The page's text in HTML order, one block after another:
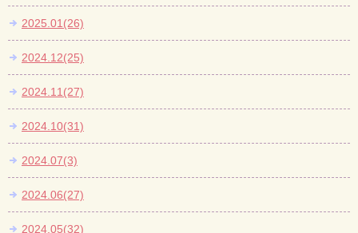
2025.01(26)
2024.12(25)
2024.11(27)
2024.10(31)
2024.07(3)
2024.06(27)
2024.05(32)